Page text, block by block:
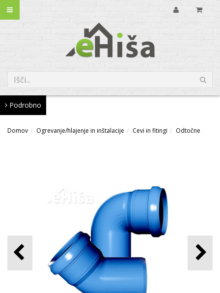
Podrobno
Domov Ogrevanje/hlajenje in inštalacije Cevi in fitingi Odtočne